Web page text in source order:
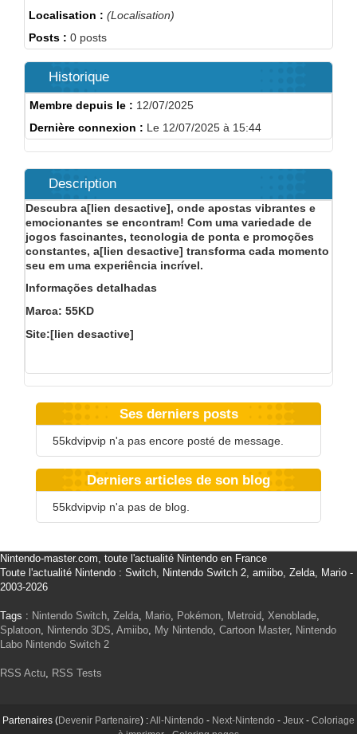
Localisation : (Localisation)
Posts : 0 posts
Historique
Membre depuis le : 12/07/2025
Dernière connexion : Le 12/07/2025 à 15:44
Description
Descubra a[lien desactive], onde apostas vibrantes e
emocionantes se encontram! Com uma variedade de
jogos fascinantes, tecnologia de ponta e promoções
constantes, a[lien desactive] transforma cada momento
seu em uma experiência incrível.
Informações detalhadas
Marca: 55KD
Site:[lien desactive]
Ses derniers posts
55kdvipvip n'a pas encore posté de message.
Derniers articles de son blog
55kdvipvip n'a pas de blog.
Nintendo-master.com, toute l'actualité Nintendo en France
Toute l'actualité Nintendo : Switch, Nintendo Switch 2, amiibo, Zelda, Mario -
2003-2026
Tags : Nintendo Switch, Zelda, Mario, Pokémon, Metroid, Xenoblade,
Splatoon, Nintendo 3DS, Amiibo, My Nintendo, Cartoon Master, Nintendo
Labo Nintendo Switch 2
RSS Actu, RSS Tests
Partenaires (Devenir Partenaire) :All-Nintendo - Next-Nintendo - Jeux - Coloriage